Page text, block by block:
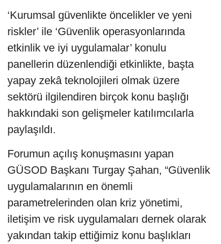
‘Kurumsal güvenlikte öncelikler ve yeni
riskler’ ile ‘Güvenlik operasyonlarında
etkinlik ve iyi uygulamalar’ konulu
panellerin düzenlendiği etkinlikte, başta
yapay zekâ teknolojileri olmak üzere
sektörü ilgilendiren birçok konu başlığı
hakkındaki son gelişmeler katılımcılarla
paylaşıldı.
Forumun açılış konuşmasını yapan
GÜSOD Başkanı Turgay Şahan, “Güvenlik
uygulamalarının en önemli
parametrelerinden olan kriz yönetimi,
iletişim ve risk uygulamaları dernek olarak
yakından takip ettiğimiz konu başlıkları